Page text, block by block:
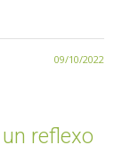
09/10/2022
reflexo